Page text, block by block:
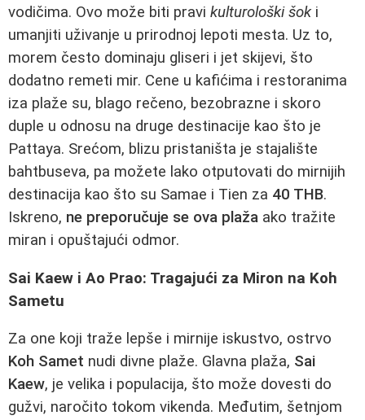
vodičima. Ovo može biti pravi kulturološki šoki
umanjiti uživanje u prirodnoj lepoti mesta. Uz to,
morem često dominaju gliseri i jet skijevi, što
dodatno remeti mir. Cene u kafićima i restoranima
iza plaže su, blago rečeno, bezobrazne i skoro
duple u odnosu na druge destinacije kao što je
Pattaya. Srećom, blizu pristaništa je stajalište
bahtbuseva, pa možete lako otputovati do mirnijih
destinacija kao što su Samae i Tien za 40 THB.
Iskreno, ne preporučuje se ova plaža ako tražite
miran i opuštajući odmor.
Sai Kaew i Ao Prao: Tragajući za Miron na Koh
Sametu
Za one koji traže lepše i mirnije iskustvo, ostrvo
Koh Samet nudi divne plaže. Glavna plaža, Sai
Kaew, je velika i populacija, što može dovesti do
gužvi, naročito tokom vikenda. Međutim, šetnjom